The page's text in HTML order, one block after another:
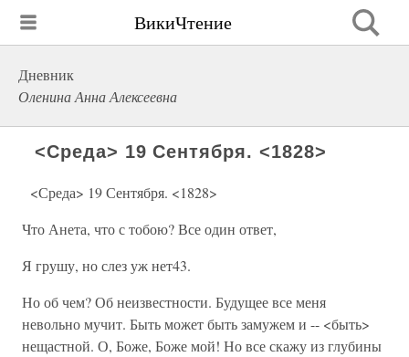
ВикиЧтение
Дневник
Оленина Анна Алексеевна
<Среда> 19 Сентября. <1828>
<Среда> 19 Сентября. <1828>
Что Анета, что с тобою? Все один ответ,
Я грушу, но слез уж нет43.
Но об чем? Об неизвестности. Будущее все меня
невольно мучит. Быть может быть замужем и -- <быть>
нещастной. О, Боже, Боже мой! Но все скажу из глубины